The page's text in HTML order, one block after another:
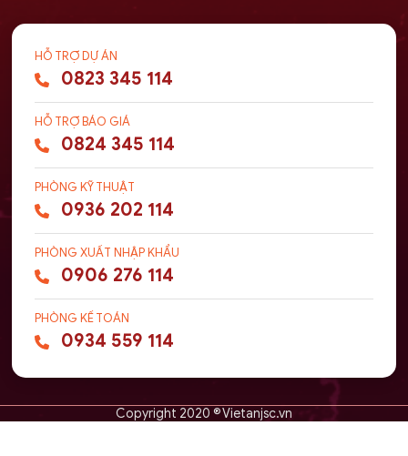
HỖ TRỢ DỰ ÁN
0823 345 114
HỖ TRỢ BÁO GIÁ
0824 345 114
PHÒNG KỸ THUẬT
0936 202 114
PHÒNG XUẤT NHẬP KHẨU
0906 276 114
PHÒNG KẾ TOÁN
0934 559 114
Copyright 2020 ® Vietanjsc.vn